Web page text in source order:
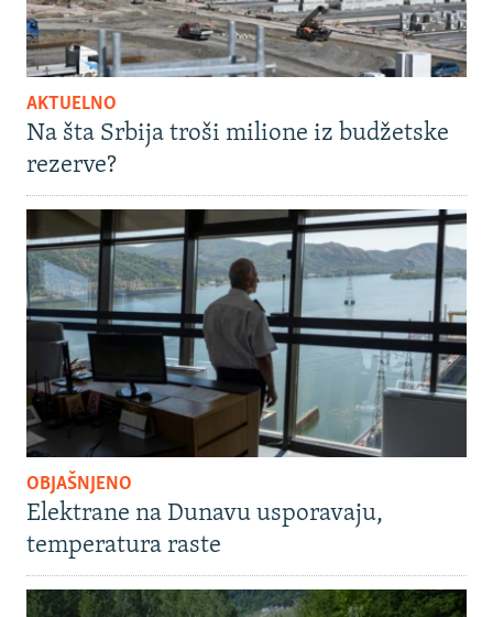
AKTUELNO
Na šta Srbija troši milione iz budžetske
rezerve?
OBJAŠNJENO
Elektrane na Dunavu usporavaju,
temperatura raste